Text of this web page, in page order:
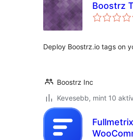
Boostrz
Deploy Boostrz.io tags on
Boostrz Inc
Kevesebb, mint 10